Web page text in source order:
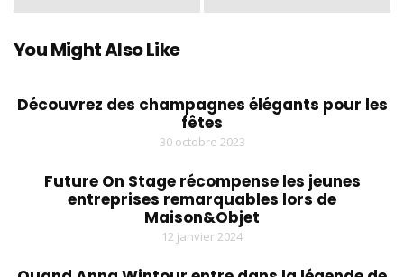
You Might Also Like
Découvrez des champagnes élégants pour les
fêtes
30 octobre 2023
Future On Stage récompense les jeunes
entreprises remarquables lors de
Maison&Objet
12 janvier 2024